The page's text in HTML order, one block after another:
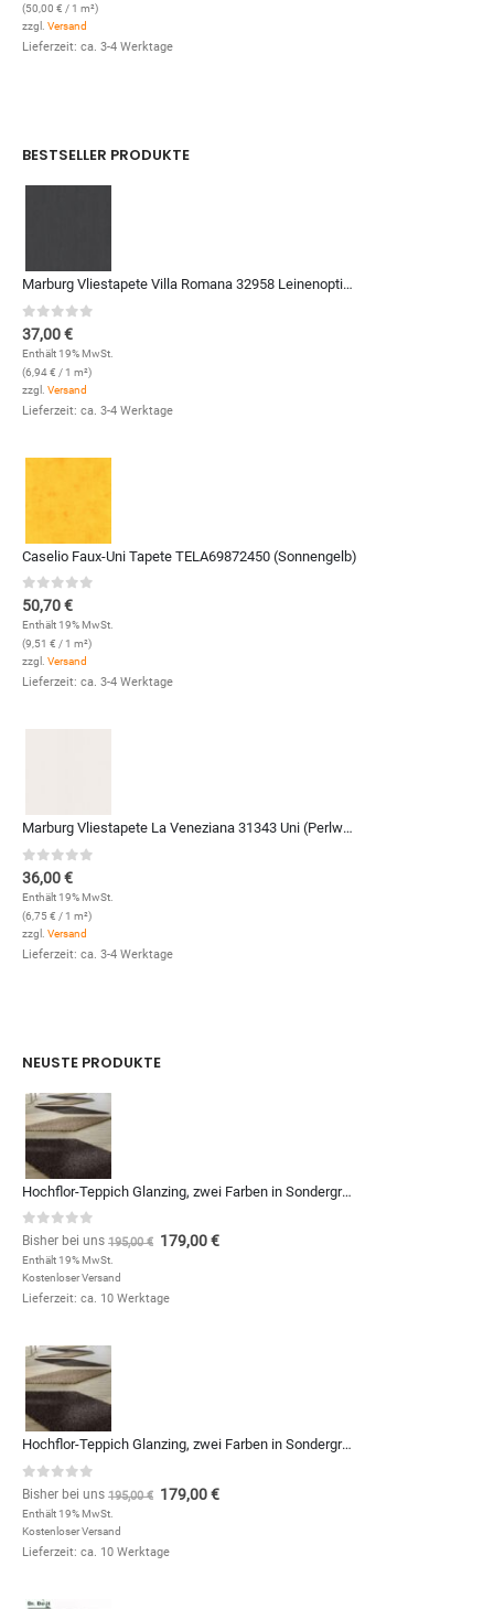
(50,00 € / 1 m²)
zzgl. Versand
Lieferzeit: ca. 3-4 Werktage
BESTSELLER PRODUKTE
Marburg Vliestapete Villa Romana 32958 Leinenoptik (Anthrazit)
0out of 5
37,00€
Enthält 19% MwSt.
(6,94€ / 1 m²)
zzgl. Versand
Lieferzeit: ca. 3-4 Werktage
Caselio Faux-Uni Tapete TELA69872450 (Sonnengelb)
0out of 5
50,70€
Enthält 19% MwSt.
(9,51 € / 1 m²)
zzgl. Versand
Lieferzeit: ca. 3-4 Werktage
Marburg Vliestapete La Veneziana 31343 Uni (Perlweiß)
0out of 5
36,00€
Enthält 19% MwSt.
(6,75€ / 1 m²)
zzgl. Versand
Lieferzeit: ca. 3-4 Werktage
NEUSTE PRODUKTE
Hochflor-Teppich Glanzing, zwei Farben in Sondergrößen und Formen, zum Qm-Preis von (Kopie)
0out of 5
Bisher bei uns 195,00€ 179,00€
Enthält 19% MwSt.
Kostenloser Versand
Lieferzeit: ca. 10 Werktage
Hochflor-Teppich Glanzing, zwei Farben in Sondergrößen und Formen, zum Qm-Preis von
0 out of 5
Bisher bei uns 195,00€ 179,00€
Enthält 19% MwSt.
Kostenloser Versand
Lieferzeit: ca. 10 Werktage